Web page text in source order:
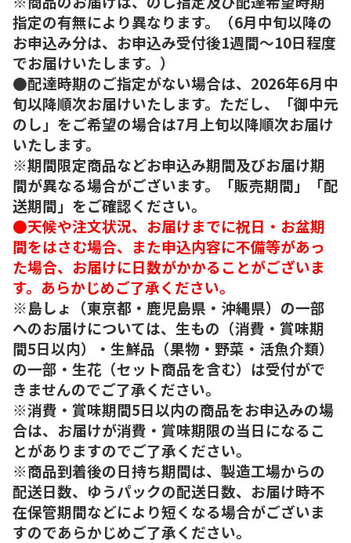
指定の有無により異なります。（6月中旬以降の
お申込み分は、お申込み受付後1週間～10日程度
でお届けいたします。）
●配達時期のご指定がない場合は、2026年6月中
旬以降順次お届けいたします。ただし、「御中元
のし」をご希望の場合は7月上旬以降順次お届け
いたします。
※期間限定商品などお申込み期間及びお届け期
間が異なる場合がございます。「販売期間」「配
送期間」をご確認ください。
●天候や注文状況、お届けまでに祝日・お盆期
間をはさむ場合、また申込内容に不備等があっ
た場合、お届けに日数がかかることがございま
す。あらかじめご了承ください。
※島しょ（東京都・鹿児島県・沖縄県）の一部
へのお届けについては、生もの（消費・賞味期
間5日以内）・生鮮品（果物・野菜・活魚介類）
の一部・生花（セット商品を含む）は受付がで
きませんのでご了承ください。
※消費・賞味期間5日以内の商品をお申込みの場
合は、お届けが消費・賞味期限の当日になるこ
とがありますのでご了承ください。
※商品到着後の日持ち期間は、製造工場からの
配送日数、ゆうパックの配送日数、お届け時不
在保管期間などにより短くなる場合がございま
すのであらかじめご了承ください。